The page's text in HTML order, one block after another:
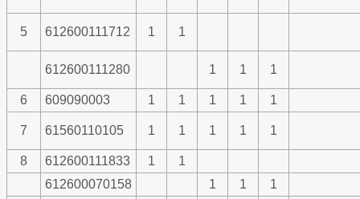
5 612600111712 1 1
612600111280 1 1 1
6 609090003 1 1 1 1 1
7 61560110105 1 1 1 1 1
8 612600111833 1
1
612600070158
1 1
1